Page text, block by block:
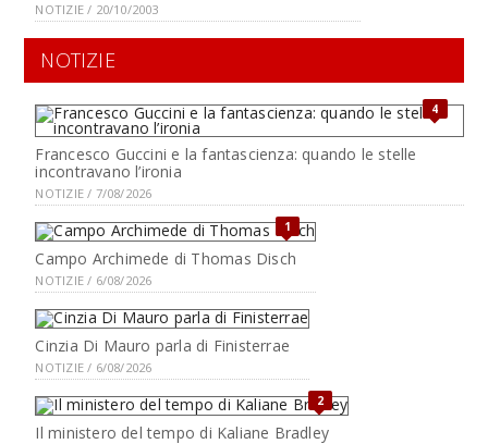
NOTIZIE / 20/10/2003
NOTIZIE
4
Francesco Guccini e la fantascienza: quando le stelle
incontravano l’ironia
NOTIZIE / 7/08/2026
1
Campo Archimede di Thomas Disch
NOTIZIE / 6/08/2026
Cinzia Di Mauro parla di Finisterrae
NOTIZIE / 6/08/2026
2
Il ministero del tempo di Kaliane Bradley